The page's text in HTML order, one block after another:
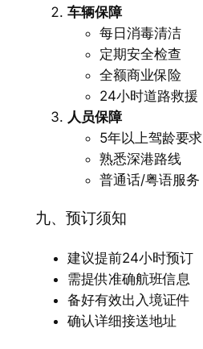
车辆保障
每日消毒清洁
定期安全检查
全额商业保险
24小时道路救援
人员保障
5年以上驾龄要求
熟悉深港路线
普通话/粤语服务
九、预订须知
建议提前24小时预订
需提供准确航班信息
备好有效出入境证件
确认详细接送地址